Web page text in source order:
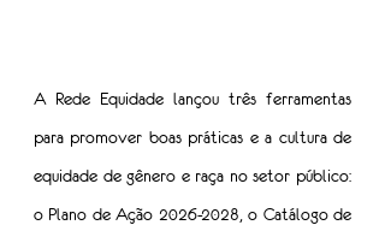
A Rede Equidade lançou três ferramentas
para promover boas práticas e a cultura de
equidade de gênero e raça no setor público:
o Plano de Ação 2026-2028, o Catálogo de